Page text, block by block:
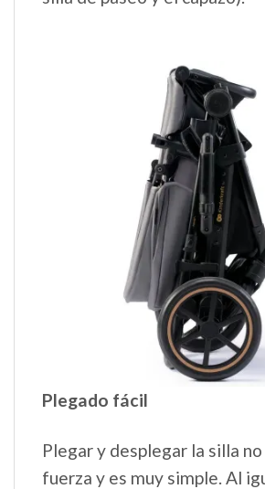
Plegado fácil
Plegar y desplegar la silla
fuerza y es muy simple. Al